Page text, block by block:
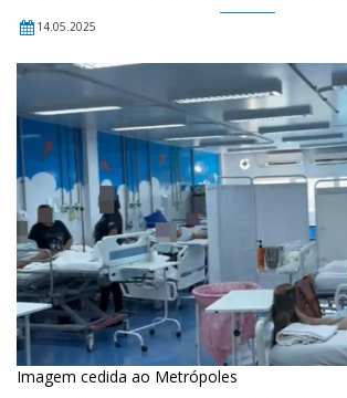
14.05.2025
Imagem cedida ao Metrópoles